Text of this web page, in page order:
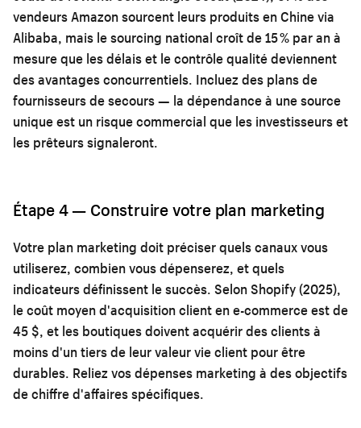
vendeurs Amazon sourcent leurs produits en Chine via
Alibaba, mais le sourcing national croît de 15 % par an à
mesure que les délais et le contrôle qualité deviennent
des avantages concurrentiels. Incluez des plans de
fournisseurs de secours — la dépendance à une source
unique est un risque commercial que les investisseurs et
les prêteurs signaleront.
Étape 4 — Construire votre plan marketing
Votre plan marketing doit préciser quels canaux vous
utiliserez, combien vous dépenserez, et quels
indicateurs définissent le succès. Selon Shopify (2025),
le coût moyen d'acquisition client en e-commerce est de
45 $, et les boutiques doivent acquérir des clients à
moins d'un tiers de leur valeur vie client pour être
durables. Reliez vos dépenses marketing à des objectifs
de chiffre d'affaires spécifiques.